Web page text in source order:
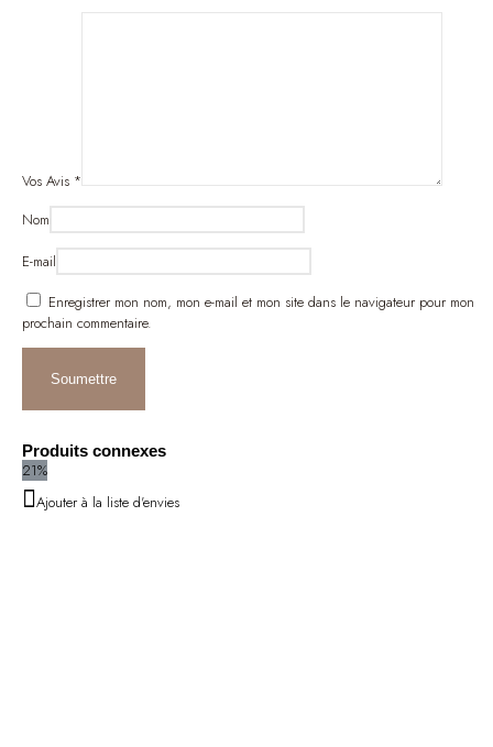
Vos Avis *
Nom
E-mail
Enregistrer mon nom, mon e-mail et mon site dans le navigateur pour mon
prochain commentaire.
Produits connexes
21%
Ajouter à la liste d'envies